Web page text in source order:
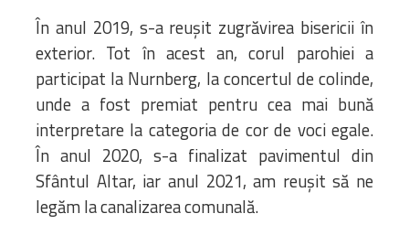
În anul 2019, s-a reușit zugrăvirea bisericii în
exterior. Tot în acest an, corul parohiei a
participat la Nurnberg, la concertul de colinde,
unde a fost premiat pentru cea mai bună
interpretare la categoria de cor de voci egale.
În anul 2020, s-a finalizat pavimentul din
Sfântul Altar, iar anul 2021, am reușit să ne
legăm la canalizarea comunală.